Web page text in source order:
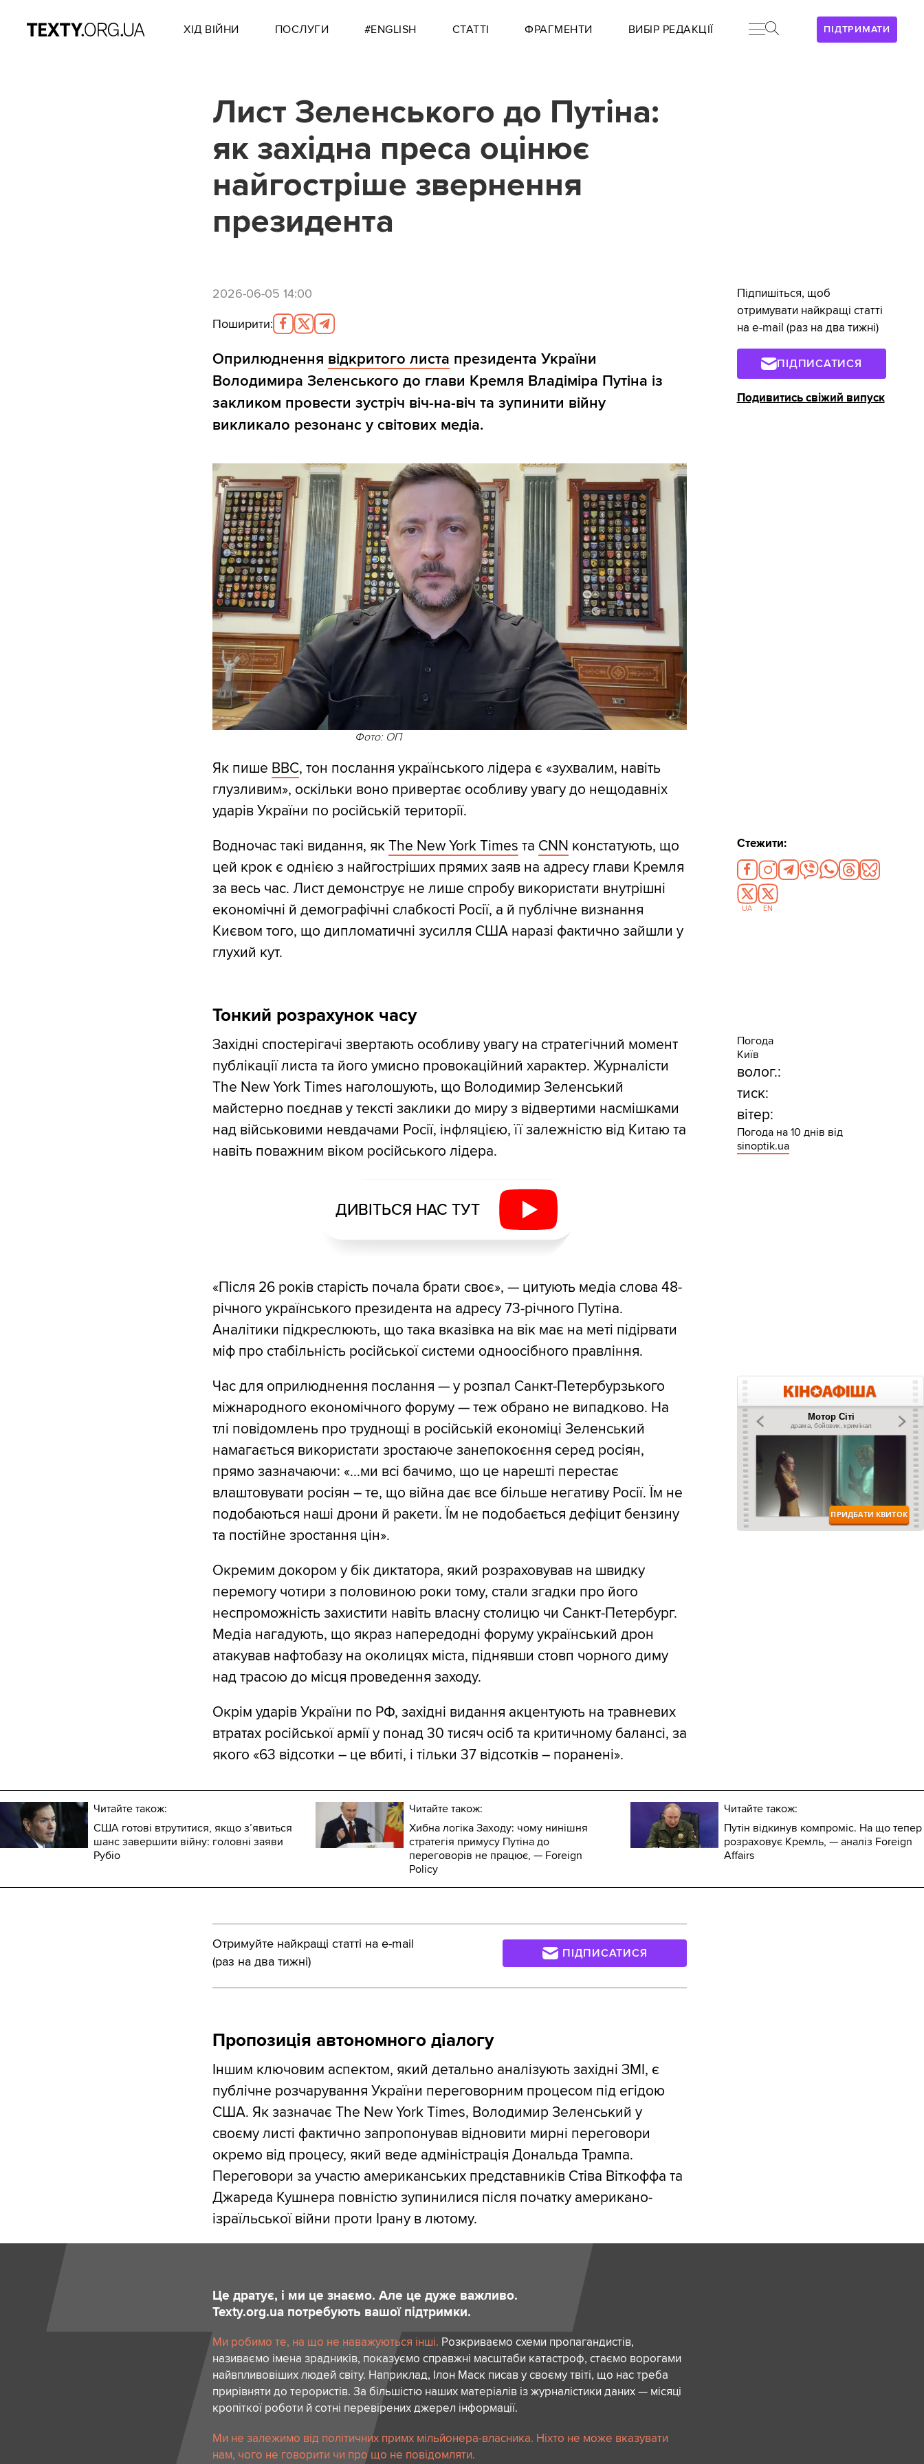
ПІДТРИМАТИ
ХІД ВІЙНИ ПОСЛУГИ #ENGLISH СТАТТІ ФРАГМЕНТИ ВИБІР РЕДАКЦІЇ
Лист Зеленського до Путіна:
як західна преса оцінює
найгостріше звернення
президента
2026-06-05 14:00
Поширити:
Оприлюднення відкритого листа президента України
Володимира Зеленського до глави Кремля Владіміра Путіна із
закликом провести зустріч віч-на-віч та зупинити війну
викликало резонанс у світових медіа.
Фото: ОП
Як пише BBC, тон послання українського лідера є «зухвалим, навіть
глузливим», оскільки воно привертає особливу увагу до нещодавніх
ударів України по російській території.
Водночас такі видання, як The New York Times та CNN констатують, що
цей крок є однією з найгостріших прямих заяв на адресу глави Кремля
за весь час. Лист демонструє не лише спробу використати внутрішні
економічні й демографічні слабкості Росії, а й публічне визнання
Києвом того, що дипломатичні зусилля США наразі фактично зайшли у
глухий кут.
Тонкий розрахунок часу
Західні спостерігачі звертають особливу увагу на стратегічний момент
публікації листа та його умисно провокаційний характер. Журналісти
The New York Times наголошують, що Володимир Зеленський
майстерно поєднав у тексті заклики до миру з відвертими насмішками
над військовими невдачами Росії, інфляцією, її залежністю від Китаю та
навіть поважним віком російського лідера.
ДИВІТЬСЯ НАС ТУТ
«Після 26 років старість почала брати своє», — цитують медіа слова 48-
річного українського президента на адресу 73-річного Путіна.
Аналітики підкреслюють, що така вказівка на вік має на меті підірвати
міф про стабільність російської системи одноосібного правління.
Час для оприлюднення послання — у розпал Санкт-Петербурзького
міжнародного економічного форуму — теж обрано не випадково. На
тлі повідомлень про труднощі в російській економіці Зеленський
намагається використати зростаюче занепокоєння серед росіян,
прямо зазначаючи: «...ми всі бачимо, що це нарешті перестає
влаштовувати росіян – те, що війна дає все більше негативу Росії. Їм не
подобаються наші дрони й ракети. Їм не подобається дефіцит бензину
та постійне зростання цін».
Окремим докором у бік диктатора, який розраховував на швидку
перемогу чотири з половиною роки тому, стали згадки про його
неспроможність захистити навіть власну столицю чи Санкт-Петербург.
Медіа нагадують, що якраз напередодні форуму український дрон
атакував нафтобазу на околицях міста, піднявши стовп чорного диму
над трасою до місця проведення заходу.
Окрім ударів України по РФ, західні видання акцентують на травневих
втратах російської армії у понад 30 тисяч осіб та критичному балансі, за
якого «63 відсотки – це вбиті, і тільки 37 відсотків – поранені».
Читайте також:
США готові втрутитися, якщо з’явиться
шанс завершити війну: головні заяви
Рубіо
Читайте також:
Хибна логіка Заходу: чому нинішня
стратегія примусу Путіна до
переговорів не працює, — Foreign
Policy
Читайте також:
Путін відкинув компроміс. На що тепер
розраховує Кремль, — аналіз Foreign
Affairs
Отримуйте найкращі статті на e-mail
(раз на два тижні)
ПІДПИСАТИСЯ
Пропозиція автономного діалогу
Іншим ключовим аспектом, який детально аналізують західні ЗМІ, є
публічне розчарування України переговорним процесом під егідою
США. Як зазначає The New York Times, Володимир Зеленський у
своєму листі фактично запропонував відновити мирні переговори
окремо від процесу, який веде адміністрація Дональда Трампа.
Переговори за участю американських представників Стіва Віткоффа та
Джареда Кушнера повністю зупинилися після початку американо-
ізраїльської війни проти Ірану в лютому.
Це дратує, і ми це знаємо. Але це дуже важливо.
Texty.org.ua потребують вашої підтримки.
Ми робимо те, на що не наважуються інші. Розкриваємо схеми пропагандистів,
називаємо імена зрадників, показуємо справжні масштаби катастроф, стаємо ворогами
найвпливовіших людей світу. Наприклад, Ілон Маск писав у своєму твіті, що нас треба
прирівняти до терористів. За більшістю наших матеріалів із журналістики даних — місяці
кропіткої роботи й сотні перевірених джерел інформації.
Ми не залежимо від політичних примх мільйонера-власника. Ніхто не може вказувати
нам, чого не говорити чи про що не повідомляти.
Підпишіться, щоб
отримувати найкращі статті
на e-mail (раз на два тижні)
ПІДПИСАТИСЯ
Подивитись свіжий випуск
Стежити:
UA EN
Погода
Київ
волог.:
тиск:
вітер:
Погода на 10 днів від
sinoptik.ua